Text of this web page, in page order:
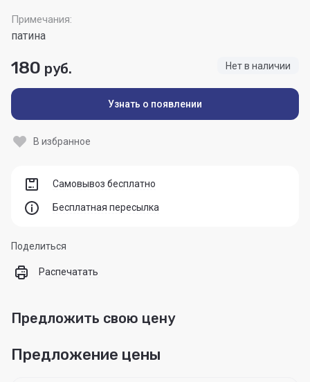
Примечания:
патина
Нет в наличии
180 руб.
Узнать о появлении
В избранное
Самовывоз бесплатно
Бесплатная пересылка
Поделиться
Распечатать
Предложить свою цену
Предложение цены